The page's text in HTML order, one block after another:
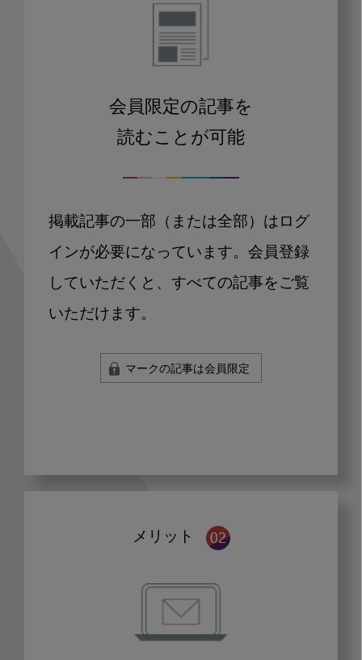
会員限定の記事を
読むことが可能
掲載記事の一部（または全部）はログ
インが必要になっています。会員登録
していただくと、すべての記事をご覧
いただけます。
マークの記事は会員限定
メリット